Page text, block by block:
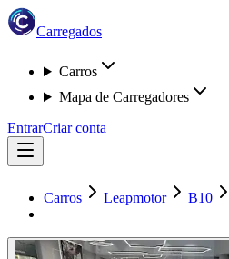
Carregados
Carros
Mapa de Carregadores
EntrarCriar conta
Carros Leapmotor B10